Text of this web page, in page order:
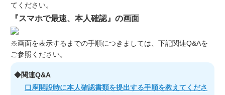
てください。
『スマホで最速、本人確認』の画面
※画面を表示するまでの手順につきましては、下記関連Q&Aを
ご参照ください。
◆関連Q&A
口座開設時に本人確認書類を提出する手順を教えてくださ